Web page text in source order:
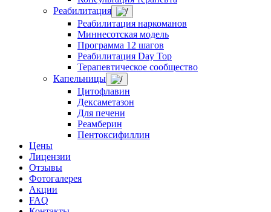
Реабилитация
Реабилитация наркоманов
Миннесотская модель
Программа 12 шагов
Реабилитация Day Top
Терапевтическое сообщество
Капельницы
Цитофлавин
Дексаметазон
Для печени
Реамберин
Пентоксифиллин
Цены
Лицензии
Отзывы
Фотогалерея
Акции
FAQ